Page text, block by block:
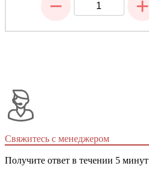
− +
Свяжитесь с менеджером
Получите ответ в течении 5 минут